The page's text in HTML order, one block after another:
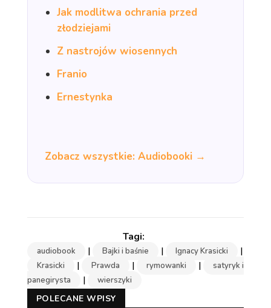
Jak modlitwa ochrania przed
złodziejami
Z nastrojów wiosennych
Franio
Ernestynka
Zobacz wszystkie: Audiobooki →
audiobook | Bajki i baśnie | Ignacy Krasicki |
Krasicki | Prawda | rymowanki |
satyryk i
panegirysta
| wierszyki
POLECANE WPISY